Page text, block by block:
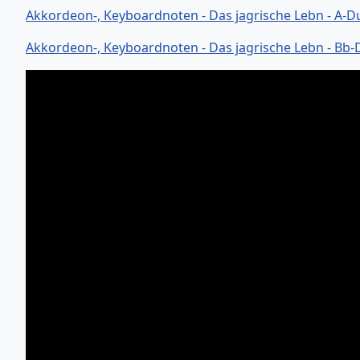
Akkordeon-, Keyboardnoten - Das jagrische Lebn - A-
Akkordeon-, Keyboardnoten - Das jagrische Lebn - Bb-